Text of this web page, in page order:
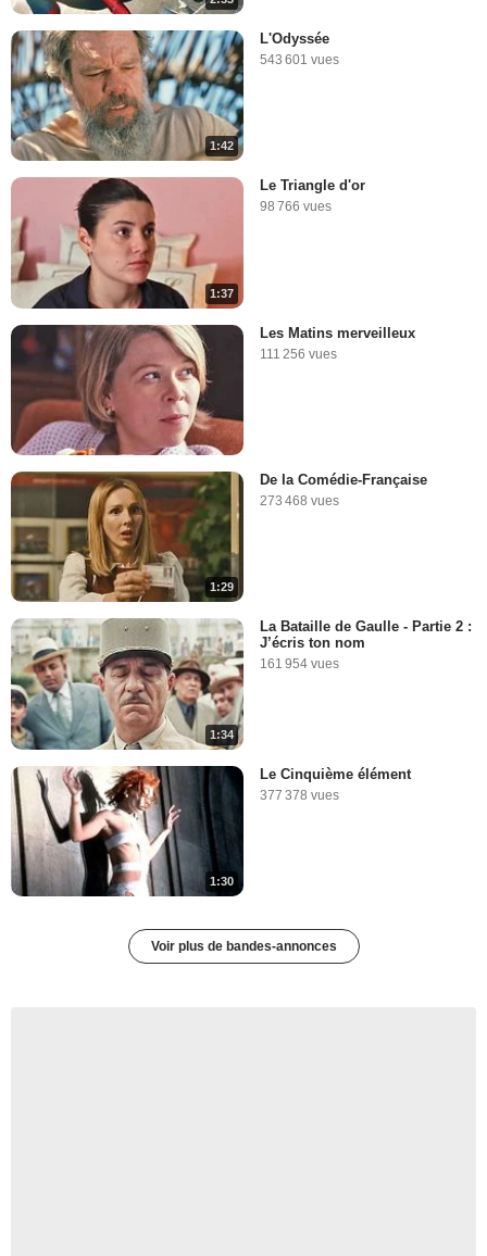
1:42
L'Odyssée
543 601 vues
1:37
Le Triangle d'or
98 766 vues
Les Matins merveilleux
111 256 vues
1:29
De la Comédie-Française
273 468 vues
1:34
La Bataille de Gaulle - Partie 2 :
J’écris ton nom
161 954 vues
1:30
Le Cinquième élément
377 378 vues
Voir plus de bandes-annonces